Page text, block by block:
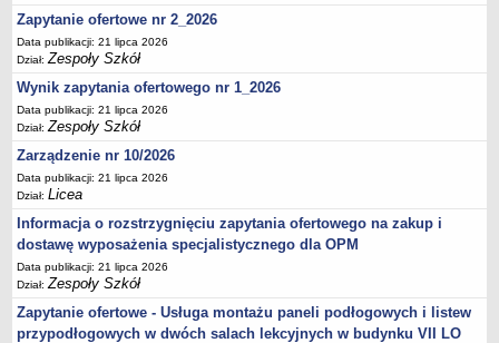
Zapytanie ofertowe nr 2_2026
Data publikacji: 21 lipca 2026
Dział:Zespoły Szkół
Wynik zapytania ofertowego nr 1_2026
Data publikacji: 21 lipca 2026
Dział:Zespoły Szkół
Zarządzenie nr 10/2026
Data publikacji: 21 lipca 2026
Dział:Licea
Informacja o rozstrzygnięciu zapytania ofertowego na zakup i
dostawę wyposażenia specjalistycznego dla OPM
Data publikacji: 21 lipca 2026
Dział:Zespoły Szkół
Zapytanie ofertowe - Usługa montażu paneli podłogowych i listew
przypodłogowych w dwóch salach lekcyjnych w budynku VII LO